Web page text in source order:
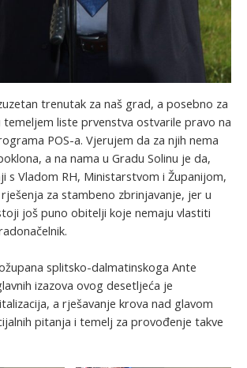
trenutak za naš grad, a posebno za
temeljem liste prvenstva ostvarile pravo na
POS-a. Vjerujem da za njih nema
a na nama u Gradu Solinu je da,
s Vladom RH, Ministarstvom i Županijom,
za stambeno zbrinjavanje, jer u
još puno obitelji koje nemaju vlastiti
splitsko-dalmatinskoga Ante
izazova ovog desetljeća je
a rješavanje krova nad glavom
pitanja i temelj za provođenje takve